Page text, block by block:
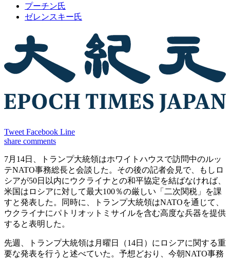
プーチン氏
ゼレンスキー氏
Tweet Facebook Line
share comments
7月14日、トランプ大統領はホワイトハウスで訪問中のルッ
テNATO事務総長と会談した。その後の記者会見で、もしロ
シアが50日以内にウクライナとの和平協定を結ばなければ、
米国はロシアに対して最大100％の厳しい「二次関税」を課
すと発表した。同時に、トランプ大統領はNATOを通じて、
ウクライナにパトリオットミサイルを含む高度な兵器を提供
すると表明した。
先週、トランプ大統領は月曜日（14日）にロシアに関する重
要な発表を行うと述べていた。予想どおり、今朝NATO事務